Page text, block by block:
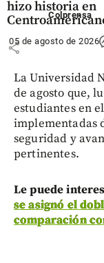
hizo historia en
share
Colprensa
05 de agosto de 2026
La Universidad
de agosto que,
estudiantes en
implementadas
seguridad y
pertinentes.
Le puede
se asignó el
comparación